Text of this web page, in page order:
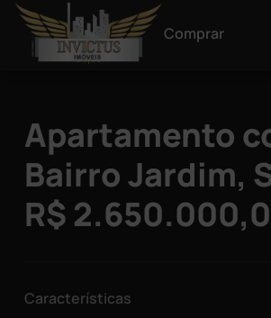
Comprar
Apartamento
Bairro Jardim,
R$
Características